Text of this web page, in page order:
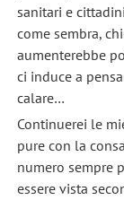
sanitari e
come sembra,
aumenterebbe
ci induce a
calare…
Continuerei le
pure con la
numero sempre
essere vista